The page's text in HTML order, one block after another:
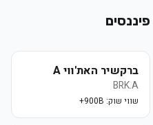
פיננסים
ברקשיר האת'ווי A
BRK.A
שווי שוק: 900B+